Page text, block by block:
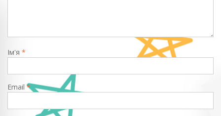
Ім'я *
Email *